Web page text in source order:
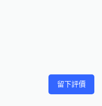
留下評價